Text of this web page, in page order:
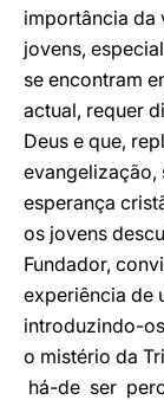
importância da
jovens,
se encontram
actual, requer
Deus e que,
evangelização,
esperança
os jovens
Fundador,
experiência de
introduzindo-
o mistério da
há-de ser